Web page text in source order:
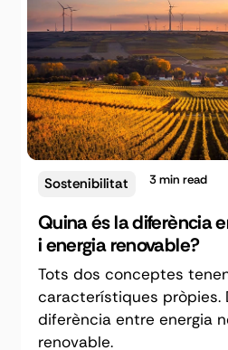
Sostenibilitat 3min read
Quina és la diferència
i energia renovable?
Tots dos conceptes
característiques pròpies.
diferència entre energia
renovable.